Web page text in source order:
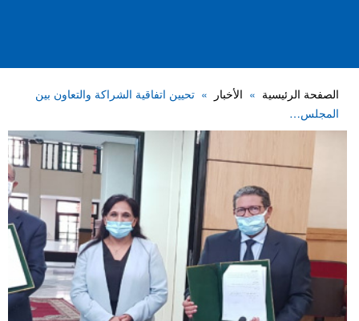
الصفحة الرئيسية الأخبار
تحيين اتفاقية الشراكة والتعاون بين
المجلس…